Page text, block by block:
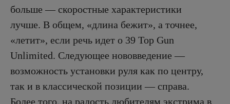
больше — скоростные характеристики
лучше. В общем, «длина бежит», а точнее,
«летит», если речь идет о 39 Top Gun
Unlimited. Следующее нововведение —
возможность установки руля как по центру,
так и в классической позиции — справа.
Более того, на радость любителям экстрима в